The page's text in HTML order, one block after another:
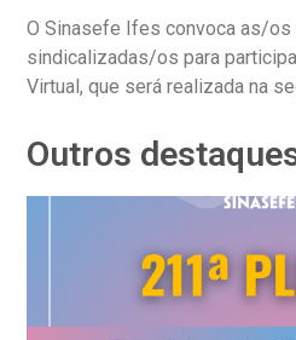
O Sinasefe Ifes convoca as/
sindicalizadas/os para
Virtual, que será realizada na
Outros